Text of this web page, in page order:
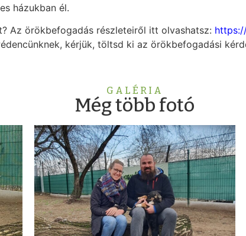
házukban él.
Az örökbefogadás részleteiről itt olvashatsz:
kérjük, töltsd ki az örökbefogadási
GALÉRIA
Még több fotó